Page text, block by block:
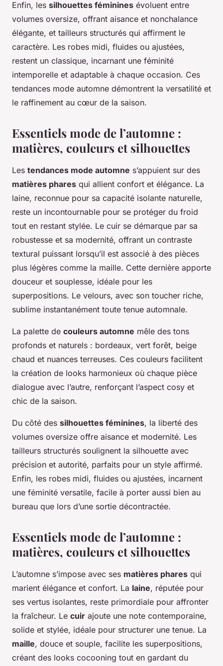
Enfin, les silhouettes féminines évoluent entre
volumes oversize, offrant aisance et nonchalance
élégante, et tailleurs structurés qui affirment le
caractère. Les robes midi, fluides ou ajustées,
restent un classique, incarnant une féminité
intemporelle et adaptable à chaque occasion. Ces
tendances mode automne démontrent la versatilité et
le raffinement au cœur de la saison.
Essentiels mode de l’automne :
matières, couleurs et silhouettes
Les tendances mode automne s’appuient sur des
matières phares qui allient confort et élégance. La
laine, reconnue pour sa capacité isolante naturelle,
reste un incontournable pour se protéger du froid
tout en restant stylée. Le cuir se démarque par sa
robustesse et sa modernité, offrant un contraste
textural puissant lorsqu’il est associé à des pièces
plus légères comme la maille. Cette dernière apporte
douceur et souplesse, idéale pour les
superpositions. Le velours, avec son toucher riche,
sublime instantanément toute tenue automnale.
La palette de couleurs automne mêle des tons
profonds et naturels : bordeaux, vert forêt, beige
chaud et nuances terreuses. Ces couleurs facilitent
la création de looks harmonieux où chaque pièce
dialogue avec l’autre, renforçant l’aspect cosy et
chic de la saison.
Du côté des silhouettes féminines, la liberté des
volumes oversize offre aisance et modernité. Les
tailleurs structurés soulignent la silhouette avec
précision et autorité, parfaits pour un style affirmé.
Enfin, les robes midi, fluides ou ajustées, incarnent
une féminité versatile, facile à porter aussi bien au
bureau que lors d’une sortie décontractée.
Essentiels mode de l’automne :
matières, couleurs et silhouettes
L’automne s’impose avec ses matières phares qui
marient élégance et confort. La laine, réputée pour
ses vertus isolantes, reste primordiale pour affronter
la fraîcheur. Le cuir ajoute une note contemporaine,
solide et stylée, idéale pour structurer une tenue. La
maille, douce et souple, facilite les superpositions,
créant des looks cocooning tout en gardant du